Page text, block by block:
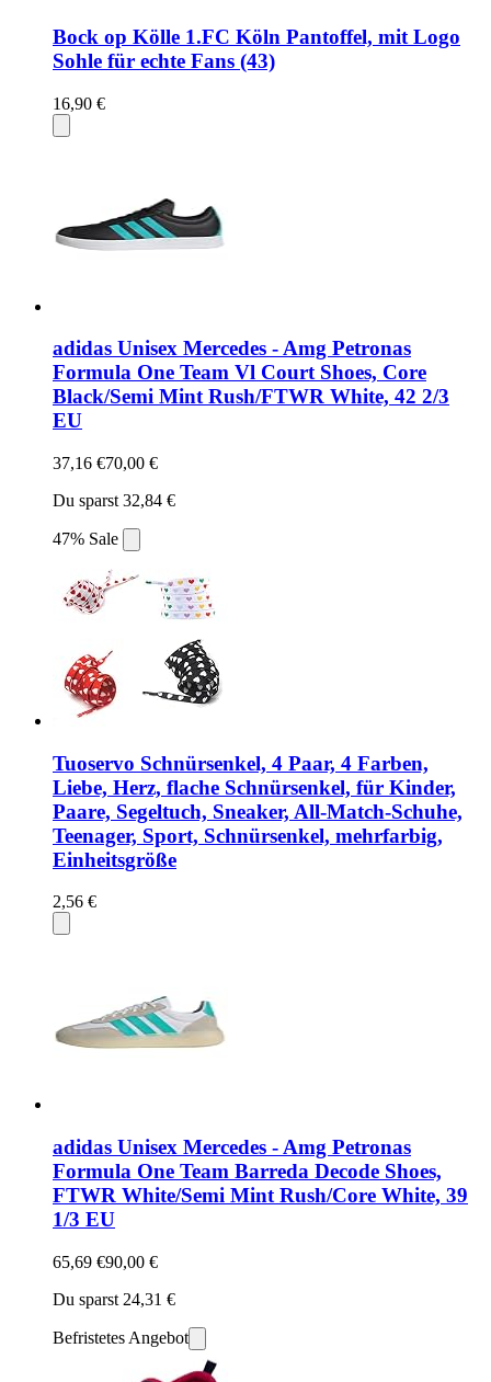
Bock op Kölle 1.FC Köln Pantoffel, mit Logo
Sohle für echte Fans (43)
16,90 €
adidas Unisex Mercedes - Amg Petronas
Formula One Team Vl Court Shoes, Core
Black/Semi Mint Rush/FTWR White, 42 2/3
EU
37,16 €70,00 €
Du sparst 32,84 €
47% Sale
Tuoservo Schnürsenkel, 4 Paar, 4 Farben,
Liebe, Herz, flache Schnürsenkel, für Kinder,
Paare, Segeltuch, Sneaker, All-Match-Schuhe,
Teenager, Sport, Schnürsenkel, mehrfarbig,
Einheitsgröße
2,56 €
adidas Unisex Mercedes - Amg Petronas
Formula One Team Barreda Decode Shoes,
FTWR White/Semi Mint Rush/Core White, 39
1/3 EU
65,69 €90,00 €
Du sparst 24,31 €
Befristetes Angebot